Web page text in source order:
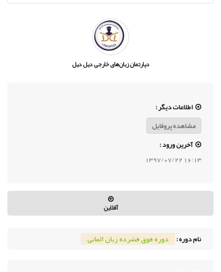
دپارتمان زبان‌های خارجی دیل دیل
اطلاعات دیگر :
مشاهده پروفایل
آخرین ورود :
16:13 1397/07/22
آفلاین
نام دوره : دوره فوق فشرده زبان المانی